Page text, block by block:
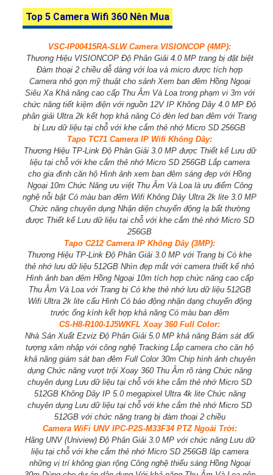
Top 5 Camera Wifi 360 Nên Mua
VSC-IP00415RA-SLW Camera VISIONCOP (4MP):
Thương Hiệu VISIONCOP Độ Phân Giải 4.0 MP trang bị đặt biệt
Đàm thoại 2 chiều dễ dàng với loa và micro được tích hợp
Camera nhỏ gọn mỹ thuật cho sảnh Xem ban đêm Hồng Ngoại
Siêu Xa Khả năng cao cấp Thu Âm Và Loa trong phạm vi 3m với
chức năng tiết kiệm điện với nguồn 12V IP Không Dây 4.0 MP Độ
phân giải Ultra 2k kết hợp khả năng Có đèn led ban đêm với Trang
bị Lưu dữ liệu tại chỗ với khe cắm thẻ nhớ Micro SD 256GB
Tapo TC71 Camera IP Wifi Không Dây:
Thương Hiệu TP-Link Độ Phân Giải 3.0 MP được Thiết kế Lưu dữ
liệu tại chỗ với khe cắm thẻ nhớ Micro SD 256GB Lắp camera
cho gia đình căn hộ Hình ảnh xem ban đêm sáng đẹp với Hồng
Ngoại 10m Chức Năng ưu việt Thu Âm Và Loa là ưu điểm Công
nghệ nỗi bật Có màu ban đêm Wifi Không Dây Ultra 2k lite 3.0 MP
Chức năng chuyên dụng Nhận diện chuyển động lạ bất thường
được Thiết kế Lưu dữ liệu tại chỗ với khe cắm thẻ nhớ Micro SD
256GB
Tapo C212 Camera IP Không Dây (3MP):
Thương Hiệu TP-Link Độ Phân Giải 3.0 MP với Trang bị Có khe
thẻ nhớ lưu dữ liệu 512GB Nhìn đẹp mắt với camera thiết kế nhỏ
Hình ảnh ban đêm Hồng Ngoại 10m tích hợp chức năng cao cấp
Thu Âm Và Loa với Trang bị Có khe thẻ nhớ lưu dữ liệu 512GB
Wifi Ultra 2k lite cấu Hình Có báo động nhận dạng chuyển động
trước ống kính kết hợp khả năng Có màu ban đêm
CS-H8-R100-1J5WKFL Xoay 360 Full Color:
Nhà Sản Xuất Ezviz Độ Phân Giải 5.0 MP khả năng Bám sát đối
tượng xâm nhập với công nghệ Tracking Lắp camera cho căn hộ
khả năng giám sát ban đêm Full Color 30m Chip hình ảnh chuyên
dụng Chức năng vượt trội Xoay 360 Thu Âm rõ ràng Chức năng
chuyên dụng Lưu dữ liệu tại chỗ với khe cắm thẻ nhớ Micro SD
512GB Không Dây IP 5.0 megapixel Ultra 4k lite Chức năng
chuyên dụng Lưu dữ liệu tại chỗ với khe cắm thẻ nhớ Micro SD
512GB với chức năng trang bị đàm thoại 2 chiều
Camera WiFi UNV IPC-P2S-M33F34 PTZ Ngoài Trời:
Hãng UNV (Uniview) Độ Phân Giải 3.0 MP với chức năng Lưu dữ
liệu tại chỗ với khe cắm thẻ nhớ Micro SD 256GB lăp camera
những vị trí không gian rộng Công nghệ thiếu sáng Hồng Ngoại